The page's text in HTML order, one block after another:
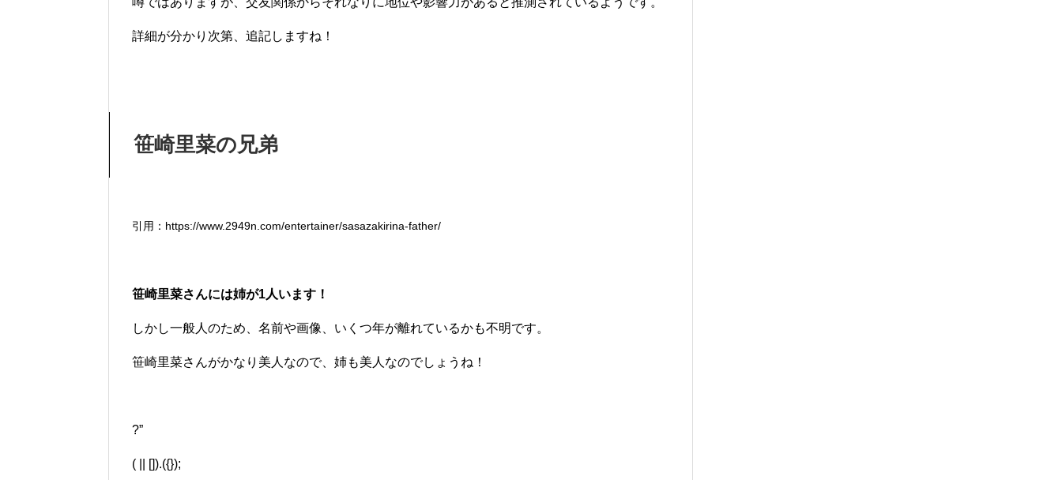
詳細が分かり次第、追記しますね！
笹崎里菜の兄弟
引用：https://www.2949n.com/entertainer/sasazakirina-father/
笹崎里菜さんには姉が1人います！
しかし一般人のため、名前や画像、いくつ年が離れているかも不明です。
笹崎里菜さんがかなり美人なので、姉も美人なのでしょうね！
?”
( || []).({});